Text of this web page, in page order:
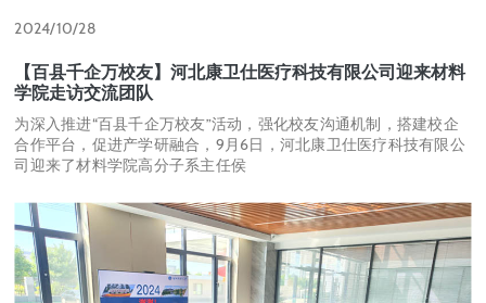
2024/10/28
【百县千企万校友】河北康卫仕医疗科技有限公司迎来材料
学院走访交流团队
为深入推进“百县千企万校友”活动，强化校友沟通机制，搭建校企
合作平台，促进产学研融合，9月6日，河北康卫仕医疗科技有限公
司迎来了材料学院高分子系主任侯